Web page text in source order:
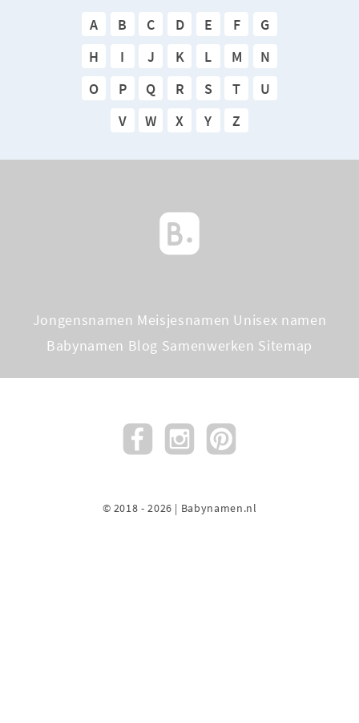
A B C D E F
G
H
I J K L M
N
O
P Q R S T
U
V
W X Y Z
Jongensnamen Meisjesnamen Unisex namen
Babynamen Blog Samenwerken Sitemap
© 2018 - 2026 | Babynamen.nl